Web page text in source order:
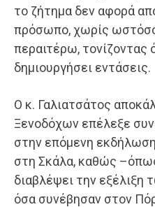
το ζήτημα δεν αφορά
πρόσωπο, χωρίς
περαιτέρω, τονίζοντας
δημιουργήσει εντάσεις.
Ο κ. Γαλιατσάτος
Ξενοδόχων επέλεξε
στην επόμενη
στη Σκάλα, καθώς
διαβλέψει την
όσα συνέβησαν στον